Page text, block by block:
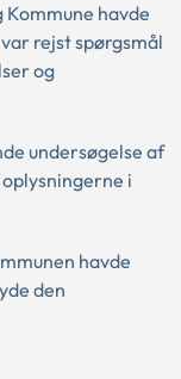
havde
rejst spørgsmål
og
undersøgelse af
i
havde
den